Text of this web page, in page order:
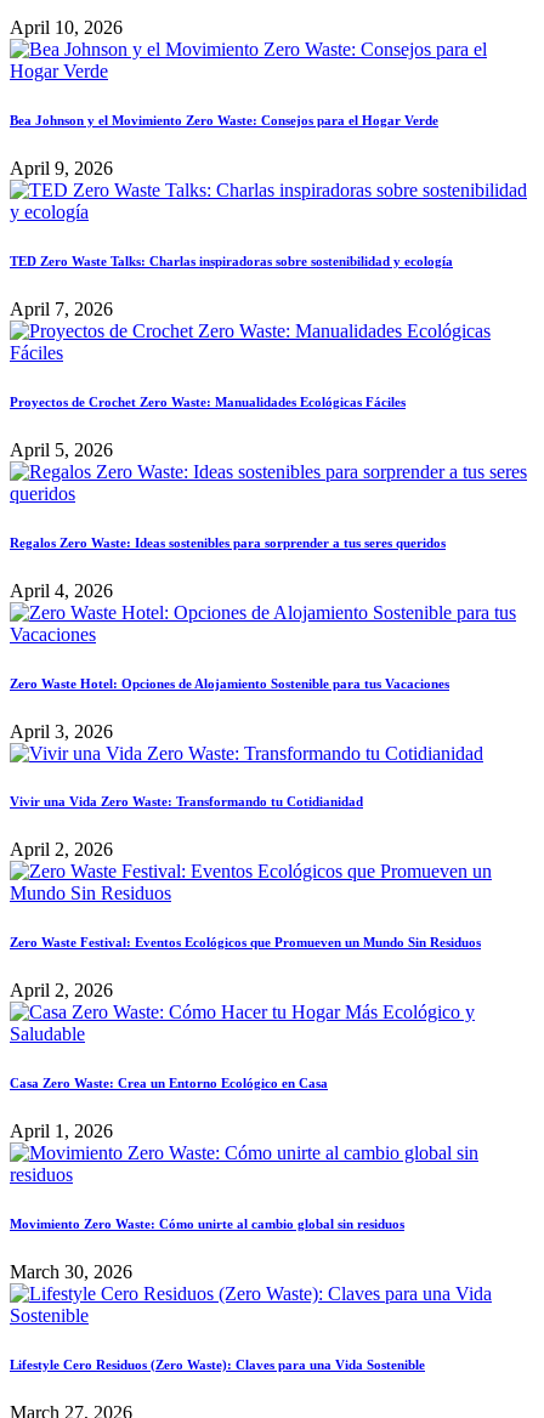
April 10, 2026
Bea Johnson y el Movimiento Zero Waste: Consejos para el Hogar Verde
April 9, 2026
TED Zero Waste Talks: Charlas inspiradoras sobre sostenibilidad y ecología
April 7, 2026
Proyectos de Crochet Zero Waste: Manualidades Ecológicas Fáciles
April 5, 2026
Regalos Zero Waste: Ideas sostenibles para sorprender a tus seres queridos
April 4, 2026
Zero Waste Hotel: Opciones de Alojamiento Sostenible para tus Vacaciones
April 3, 2026
Vivir una Vida Zero Waste: Transformando tu Cotidianidad
April 2, 2026
Zero Waste Festival: Eventos Ecológicos que Promueven un Mundo Sin Residuos
April 2, 2026
Casa Zero Waste: Crea un Entorno Ecológico en Casa
April 1, 2026
Movimiento Zero Waste: Cómo unirte al cambio global sin residuos
March 30, 2026
Lifestyle Cero Residuos (Zero Waste): Claves para una Vida Sostenible
March 27, 2026